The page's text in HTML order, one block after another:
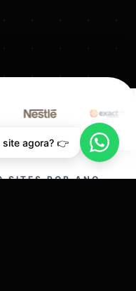
SITES POR ANO.
site agora? 👉